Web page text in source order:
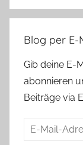
Blog per E-
Gib deine E-
abonnieren
Beiträge via
E-